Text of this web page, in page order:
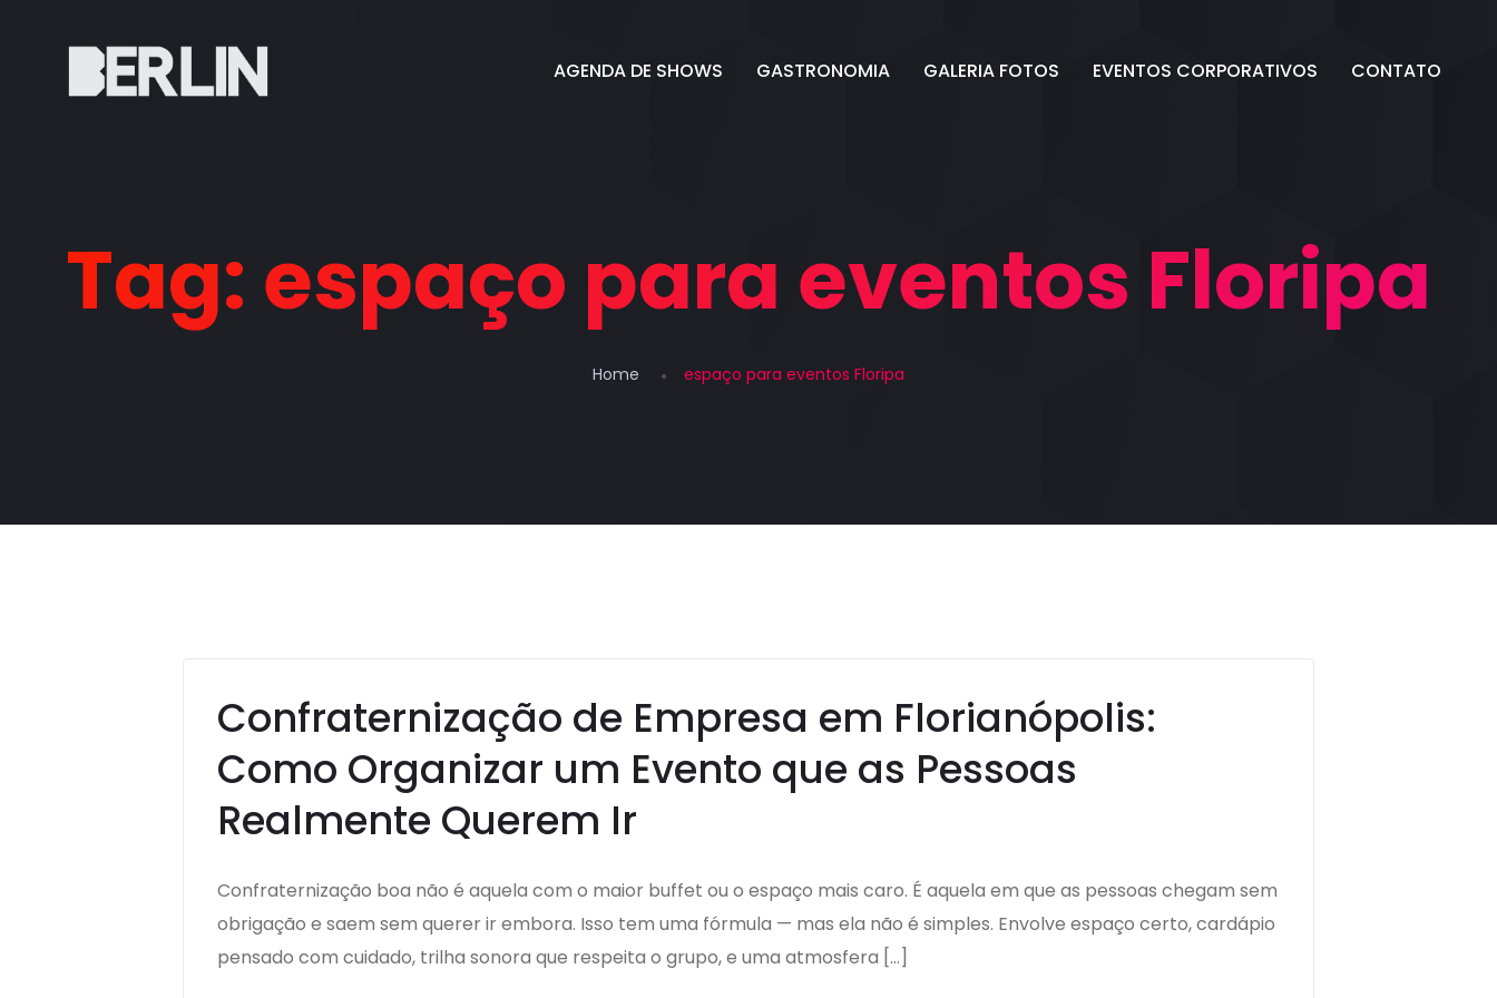
Berlin Floripa AGENDA DE SHOWS GASTRONOMIA GALERIA FOTOS EVENTOS CORPORATIVOS CONTATO
Tag:espaço para eventos Floripa
Home espaço para eventos Floripa
Confraternização de Empresa em Florianópolis:
Como Organizar um Evento que as Pessoas
Realmente Querem Ir
Confraternização boa não é aquela com o maior buffet ou o espaço mais caro. É aquela em que as pessoas chegam sem
obrigação e saem sem querer ir embora. Isso tem uma fórmula — mas ela não é simples. Envolve espaço certo, cardápio
pensado com cuidado, trilha sonora que respeita o grupo, e uma atmosfera […]